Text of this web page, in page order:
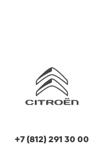
+7 (812) 291 30 00